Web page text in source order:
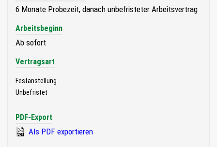
6 Monate Probezeit, danach unbefristeter Arbeitsvertrag
Arbeitsbeginn
Ab sofort
Vertragsart
Festanstellung
Unbefristet
PDF-Export
Als PDF exportieren